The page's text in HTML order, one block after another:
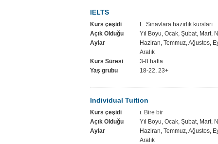
IELTS
Kurs çeşidi
L. Sınavlara hazırlık kursları
Açık Olduğu
Aylar
Yıl Boyu, Ocak, Şubat, Mart,
Haziran, Temmuz, Ağustos,
Aralık
Kurs Süresi
3-8 hafta
Yaş grubu
18-22, 23+
Individual Tuition
Kurs çeşidi
ı. Bire bir
Açık Olduğu
Aylar
Yıl Boyu, Ocak, Şubat, Mart,
Haziran, Temmuz, Ağustos,
Aralık